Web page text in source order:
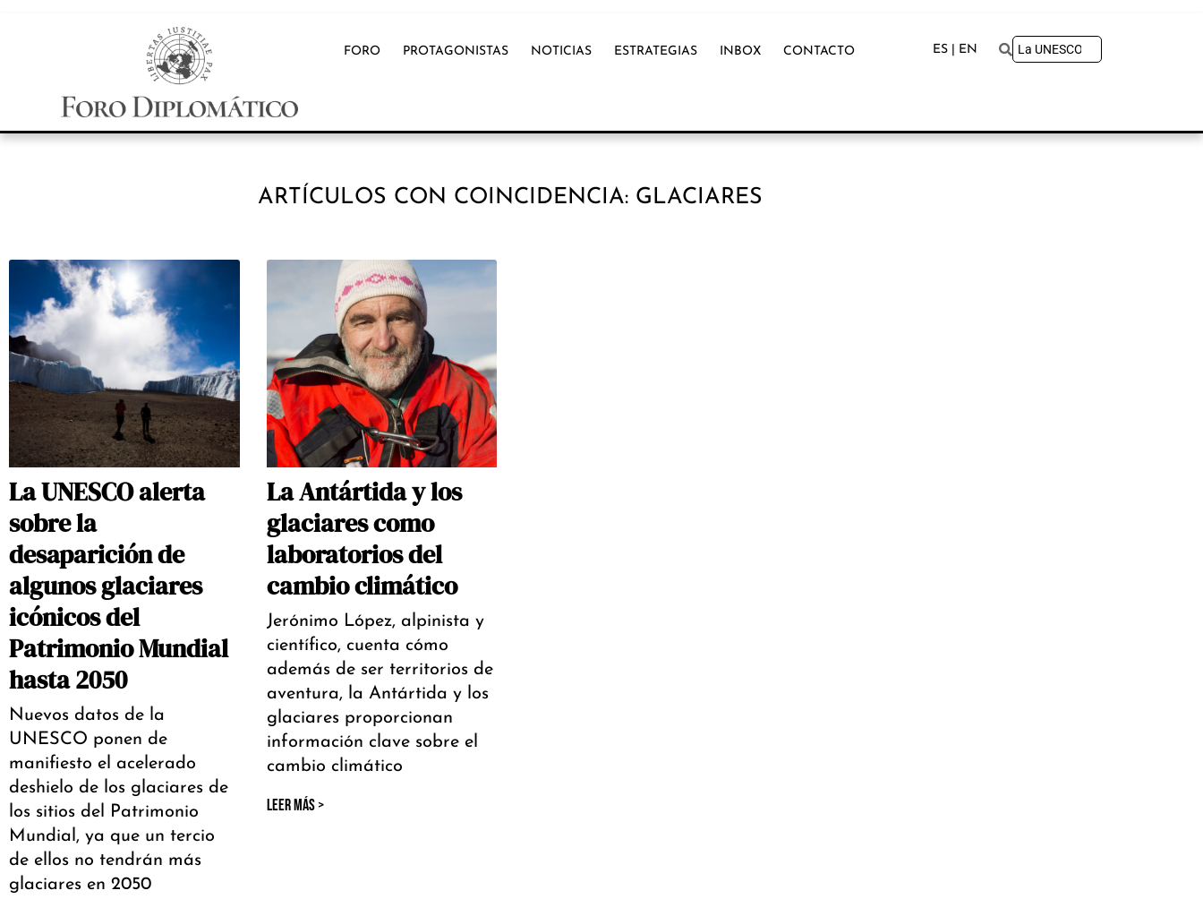
FORO PROTAGONISTAS NOTICIAS ESTRATEGIAS INBOX CONTACTO ES | EN
ARTÍCULOS CON COINCIDENCIA: GLACIARES
La UNESCO alerta
sobre la
desaparición de
algunos glaciares
icónicos del
Patrimonio Mundial
hasta 2050
Nuevos datos de la
UNESCO ponen de
manifiesto el acelerado
deshielo de los glaciares de
los sitios del Patrimonio
Mundial, ya que un tercio
de ellos no tendrán más
glaciares en 2050
La Antártida y los
glaciares como
laboratorios del
cambio climático
Jerónimo López, alpinista y
científico, cuenta cómo
además de ser territorios de
aventura, la Antártida y los
glaciares proporcionan
información clave sobre el
cambio climático
LEER MÁS >